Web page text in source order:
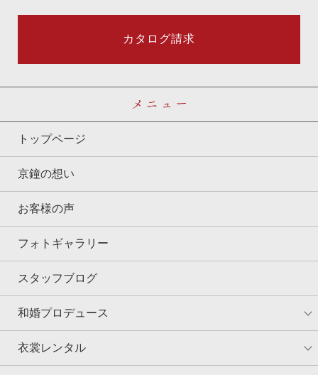
カタログ請求
トップページ
京鐘の想い
お客様の声
フォトギャラリー
スタッフブログ
和婚プロデュース
衣裳レンタル